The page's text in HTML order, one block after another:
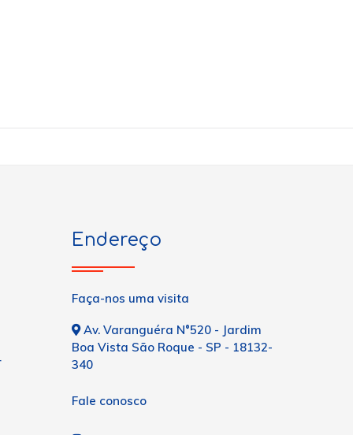
Endereço
Faça-nos uma visita
Av. Varanguéra N°520 - Jardim
Boa Vista São Roque - SP - 18132-
340
Fale conosco